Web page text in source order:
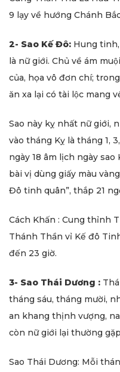
9 lạy về hướng Chánh
2- Sao Kế Đô: Hung
là nữ giới. Chủ về ám
của, họa vô đơn chí;
ăn xa lại có tài lộc mang
Sao này kỵ nhất nữ giới,
vào tháng Kỵ là tháng 1,
ngày 18 âm lịch ngày
bài vị dùng giấy màu
Đô tinh quân”, thắp 21
Cách Khấn : Cung thỉnh
Thánh Thần vỉ Kế đô
đến 23 giờ.
3- Sao Thái Dương :
tháng sáu, tháng mười,
an khang thịnh vượng,
còn nữ giới lại thường
Sao Thái Dương: Mỗi